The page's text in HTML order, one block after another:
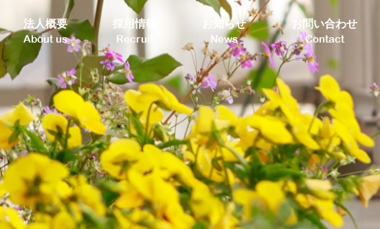
法人概要
About us
採用情報
Recruit
お知らせ
News
お問い合わせ
Contact